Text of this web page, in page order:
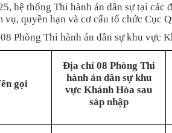
hệ thống Thi hành án dân sự tại
vụ, quyền hạn và cơ cấu tổ chức Cục
Phòng Thi hành án dân sự khu vực
gọi
Địa chỉ 08 Phòng Thi
hành án dân sự khu
vực Khánh Hòa sau
sáp nhập